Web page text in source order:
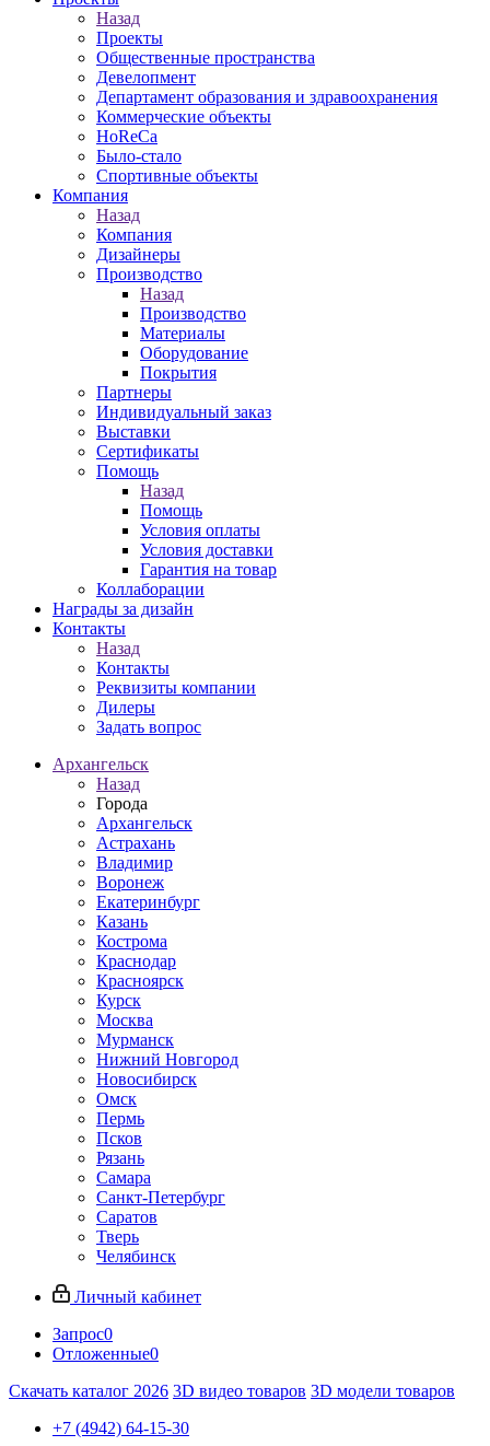
Назад
Проекты
Общественные пространства
Девелопмент
Департамент образования и здравоохранения
Коммерческие объекты
HoReCa
Было-стало
Спортивные объекты
Компания
Назад
Компания
Дизайнеры
Производство
Назад
Производство
Материалы
Оборудование
Покрытия
Партнеры
Индивидуальный заказ
Выставки
Сертификаты
Помощь
Назад
Помощь
Условия оплаты
Условия доставки
Гарантия на товар
Коллаборации
Награды за дизайн
Контакты
Назад
Контакты
Реквизиты компании
Дилеры
Задать вопрос
Архангельск
Назад
Города
Архангельск
Астрахань
Владимир
Воронеж
Екатеринбург
Казань
Кострома
Краснодар
Красноярск
Курск
Москва
Мурманск
Нижний Новгород
Новосибирск
Омск
Пермь
Псков
Рязань
Самара
Санкт-Петербург
Саратов
Тверь
Челябинск
Личный кабинет
Запрос0
Отложенные0
Скачать каталог 2026 3D видео товаров 3D модели товаров
+7 (4942) 64-15-30